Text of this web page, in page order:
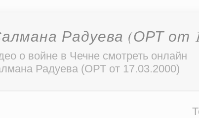
Радуева (ОРТ от
о войне в Чечне смотреть онлайн
Радуева (ОРТ от 17.03.2000)